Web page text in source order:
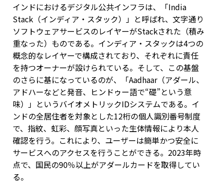
インドにおけるデジタル公共インフラは、「India
Stack（インディア・スタック）」と呼ばれ、文字通り
ソフトウェアサービスのレイヤーがStackされた（積み
重なった）ものである。インディア・スタックは4つの
概念的なレイヤーで構成されており、それぞれに責任
を持つオーナーが設けられている。そして、この基盤
のさらに基になっているのが、「Aadhaar（アダール、
アドハーなどと発音、ヒンドゥー語で“礎”という意
味）」というバイオメトリックIDシステムである。イ
ンドの全居住者を対象とした12桁の個人識別番号制度
で、指紋、虹彩、顔写真といった生体情報により本人
確認を行う。これにより、ユーザーは簡単かつ安全に
サービスへのアクセスを行うことができる。2023年時
点で、国民の90％以上がアダールカードを取得してい
る。